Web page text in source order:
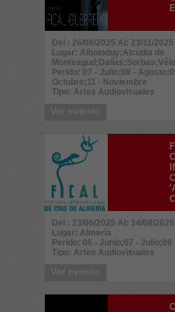
Del : 26/06/2025 Al: 23/11/2025
Lugar: Alboloduy;Alcudia de
Perido: 07 - Julio;08 -
Octubre;11 - Noviembre
Tipo: Artes Audiovisuales
Del : 23/06/2025 Al: 14/08/2025
Lugar: Almería
Perido: 06 - Junio;07 - Julio;08
Tipo: Artes Audiovisuales